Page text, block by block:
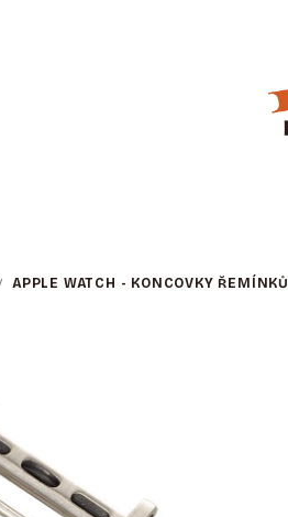
APPLE WATCH - KONCOVKY ŘEMÍNKŮ